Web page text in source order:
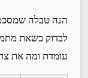
הנה טבלה
לבדוק כשאת
עומדת ומה את